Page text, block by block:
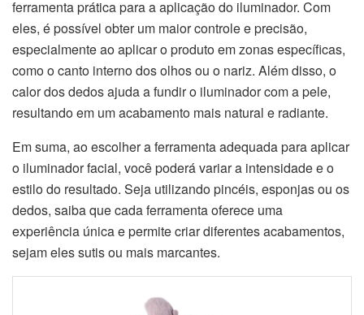
ferramenta prática para a aplicação do iluminador. Com
eles, é possível obter um maior controle e precisão,
especialmente ao aplicar o produto em zonas específicas,
como o canto interno dos olhos ou o nariz. Além disso, o
calor dos dedos ajuda a fundir o iluminador com a pele,
resultando em um acabamento mais natural e radiante.
Em suma, ao escolher a ferramenta adequada para aplicar
o iluminador facial, você poderá variar a intensidade e o
estilo do resultado. Seja utilizando pincéis, esponjas ou os
dedos, saiba que cada ferramenta oferece uma
experiência única e permite criar diferentes acabamentos,
sejam eles sutis ou mais marcantes.